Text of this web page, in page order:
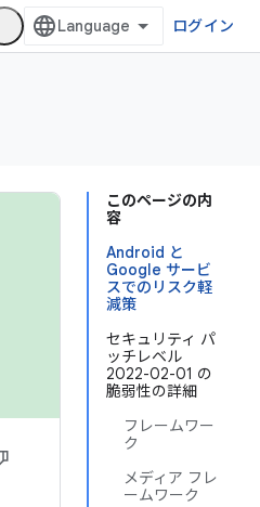
ログイン
このページの内
容
Android と
Google サービ
スでのリスク軽
減策
セキュリティ パ
ッチレベル
2022-02-01 の
脆弱性の詳細
フレームワー
ク
メディア フレ
ームワーク